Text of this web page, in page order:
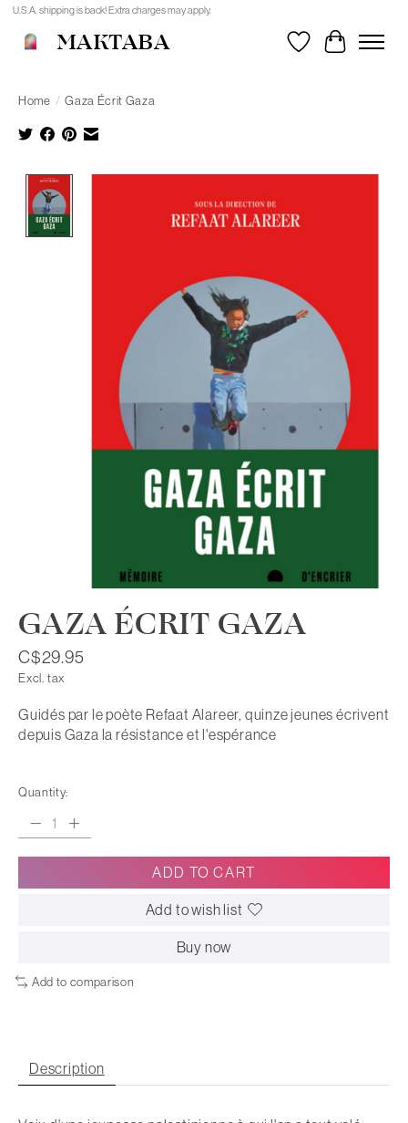
U.S.A. shipping is back! Extra charges may apply.
MAKTABA WishlistCart
Home / Gaza Écrit Gaza
GAZA ÉCRIT GAZA
C$29.95
Excl. tax
Guidés par le poète Refaat Alareer, quinze jeunes écrivent
depuis Gaza la résistance et l'espérance
Quantity:
ADD TO CART
Add to wish list
Buy now
Add to comparison
Description